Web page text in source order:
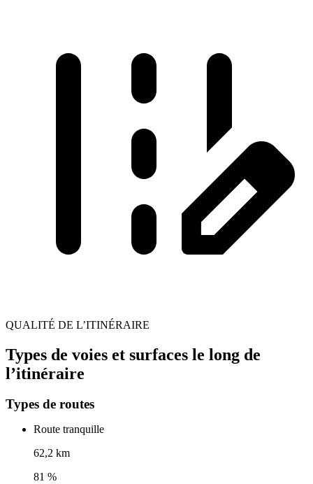
QUALITÉ DE L’ITINÉRAIRE
Types de voies et surfaces le long de
l’itinéraire
Types de routes
Route tranquille
62,2 km
81 %